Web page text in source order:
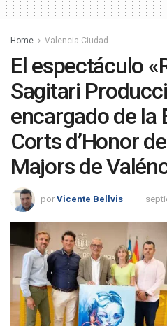
Home Valencia Ciudad
El espectáculo
Sagitari
encargado de la
Corts d’Honor
Majors de
por Vicente Bellvis